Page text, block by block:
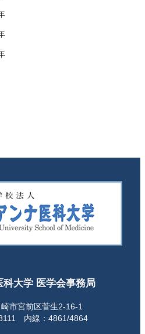
大学 医学会事務局
市宮前区菅生2-16-1
内線：4861/4864